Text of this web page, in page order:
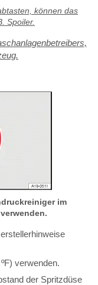
können das
Spoiler.
im
verwenden.
der Spritzdüse